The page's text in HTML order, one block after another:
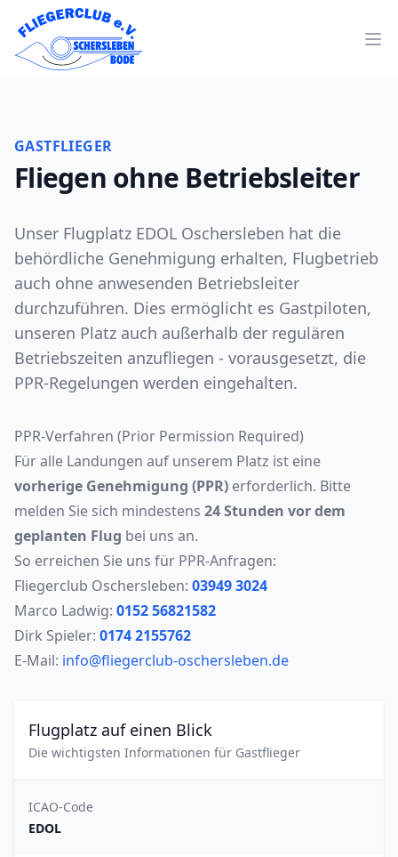
Fliegerclub Oschersleben
GASTFLIEGER
Fliegen ohne Betriebsleiter
Unser Flugplatz EDOL Oschersleben hat die
behördliche Genehmigung erhalten, Flugbetrieb
auch ohne anwesenden Betriebsleiter
durchzuführen. Dies ermöglicht es Gastpiloten,
unseren Platz auch außerhalb der regulären
Betriebszeiten anzufliegen - vorausgesetzt, die
PPR-Regelungen werden eingehalten.
PPR-Verfahren (Prior Permission Required)
Für alle Landungen auf unserem Platz ist eine
vorherige Genehmigung (PPR) erforderlich. Bitte
melden Sie sich mindestens 24 Stunden vor dem
geplanten Flug bei uns an.
So erreichen Sie uns für PPR-Anfragen:
Fliegerclub Oschersleben: 03949 3024
Marco Ladwig: 0152 56821582
Dirk Spieler: 0174 2155762
E-Mail: info@fliegerclub-oschersleben.de
Flugplatz auf einen Blick
Die wichtigsten Informationen für Gastflieger
ICAO-Code
EDOL